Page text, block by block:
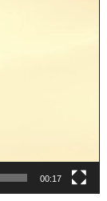
00:17